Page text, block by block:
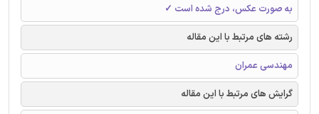
به صورت عکس، درج شده است ✓
رشته های مرتبط با این مقاله
مهندسی عمران
گرایش های مرتبط با این مقاله